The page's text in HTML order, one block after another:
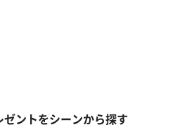
ゼントをシーンから探す